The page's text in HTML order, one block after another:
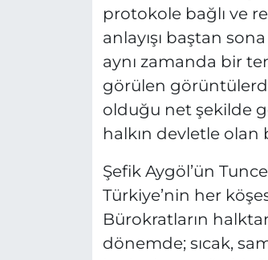
protokole bağlı ve
anlayışı baştan
aynı zamanda bir
görülen
olduğu net şekilde
halkın devletle olan
Şefik Aygöl’ün
Türkiye’nin her
Bürokratların
dönemde; sıcak,